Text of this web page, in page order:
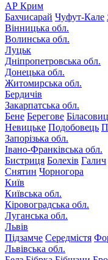
АР Крим
Бахчисарай Чуфут-Кале
Вінницька обл.
Волинська обл.
Луцьк
Дніпропетровська обл.
Донецька обл.
Житомирська обл.
Бердичів
Закарпатська обл.
Бене Берегове
Невицьке Подобовець
Запорізька обл.
Івано-Франківська обл.
Бистриця Болехів Галич
Снятин Чорногора
Київ
Київська обл.
Кіровоградська обл.
Луганська обл.
Львів
Підзамче Середмістя
Львівська обл.